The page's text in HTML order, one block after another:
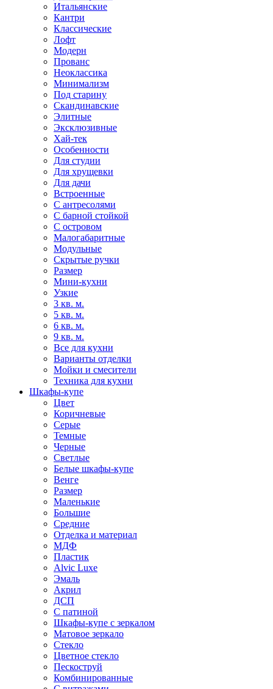
Итальянские
Кантри
Классические
Лофт
Модерн
Прованс
Неоклассика
Минимализм
Под старину
Скандинавские
Элитные
Эксклюзивные
Хай-тек
Особенности
Для студии
Для хрущевки
Для дачи
Встроенные
С антресолями
С барной стойкой
С островом
Малогабаритные
Модульные
Скрытые ручки
Размер
Мини-кухни
Узкие
3 кв. м.
5 кв. м.
6 кв. м.
9 кв. м.
Все для кухни
Варианты отделки
Мойки и смесители
Техника для кухни
Шкафы-купе
Цвет
Коричневые
Серые
Темные
Черные
Светлые
Белые шкафы-купе
Венге
Размер
Маленькие
Большие
Средние
Отделка и материал
МДФ
Пластик
Alvic Luxe
Эмаль
Акрил
ДСП
С патиной
Шкафы-купе с зеркалом
Матовое зеркало
Стекло
Цветное стекло
Пескоструй
Комбинированные